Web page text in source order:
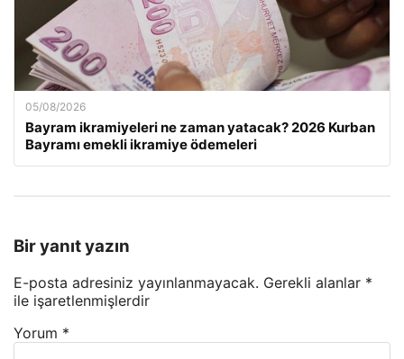
05/08/2026
Bayram ikramiyeleri ne zaman yatacak? 2026 Kurban
Bayramı emekli ikramiye ödemeleri
Bir yanıt yazın
E-posta adresiniz yayınlanmayacak. Gerekli alanlar *
ile işaretlenmişlerdir
Yorum *